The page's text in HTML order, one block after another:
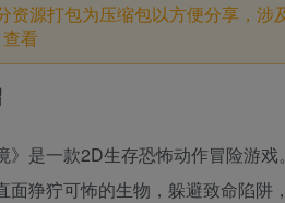
资源打包为压缩包以方便分享，
查看
》是一款2D生存恐怖动作冒险游
面狰狞可怖的生物，躲避致命陷